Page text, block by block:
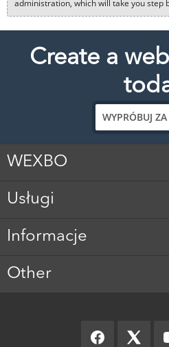
administration, which will take you step
Create a
WYPRÓBUJ
WEXBO
Usługi
Informacje
Other